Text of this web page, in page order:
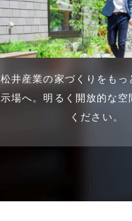
松井産業の家づくりをもっ
示場へ。 明るく開放的な空
ください。